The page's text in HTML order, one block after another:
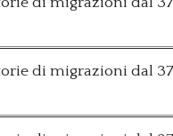
di migrazioni dal